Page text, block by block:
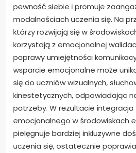
pewność siebie i promuje
modalnościach uczenia się. Na
którzy rozwijają się w
korzystają z emocjonalnej
poprawy umiejętności
wsparcie emocjonalne może
się do uczniów wizualnych,
kinestetycznych, odpowiadając
potrzeby. W rezultacie integracja
emocjonalnego w środowiskach
pielęgnuje bardziej inkluzywne
uczenia się, ostatecznie